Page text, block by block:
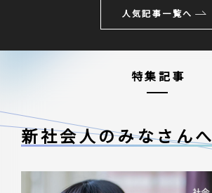
人気記事一覧へ
特集記事
新社会人のみなさんへ